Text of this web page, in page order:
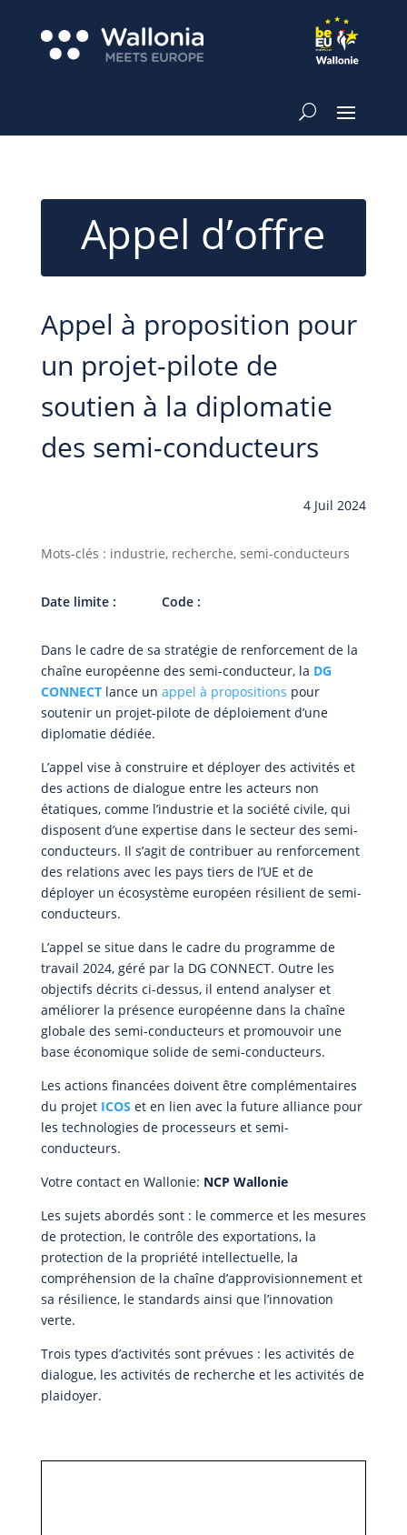
Appel d’offre
Appel à proposition pour
un projet-pilote de
soutien à la diplomatie
des semi-conducteurs
4 Juil 2024
Mots-clés : industrie, recherche, semi-conducteurs
Date limite : Code :
Dans le cadre de sa stratégie de renforcement de la
chaîne européenne des semi-conducteur, la DG
CONNECTlance un appel à propositions pour
soutenir un projet-pilote de déploiement d’une
diplomatie dédiée.
L’appel vise à construire et déployer des activités et
des actions de dialogue entre les acteurs non
étatiques, comme l’industrie et la société civile, qui
disposent d’une expertise dans le secteur des semi-
conducteurs. Il s’agit de contribuer au renforcement
des relations avec les pays tiers de l’UE et de
déployer un écosystème européen résilient de semi-
conducteurs.
L’appel se situe dans le cadre du programme de
travail 2024, géré par la DG CONNECT. Outre les
objectifs décrits ci-dessus, il entend analyser et
améliorer la présence européenne dans la chaîne
globale des semi-conducteurs et promouvoir une
base économique solide de semi-conducteurs.
Les actions financées doivent être complémentaires
du projet ICOS et en lien avec la future alliance pour
les technologies de processeurs et semi-
conducteurs.
Votre contact en Wallonie: NCP Wallonie
Les sujets abordés sont : le commerce et les mesures
de protection, le contrôle des exportations, la
protection de la propriété intellectuelle, la
compréhension de la chaîne d’approvisionnement et
sa résilience, le standards ainsi que l’innovation
verte.
Trois types d’activités sont prévues : les activités de
dialogue, les activités de recherche et les activités de
plaidoyer.